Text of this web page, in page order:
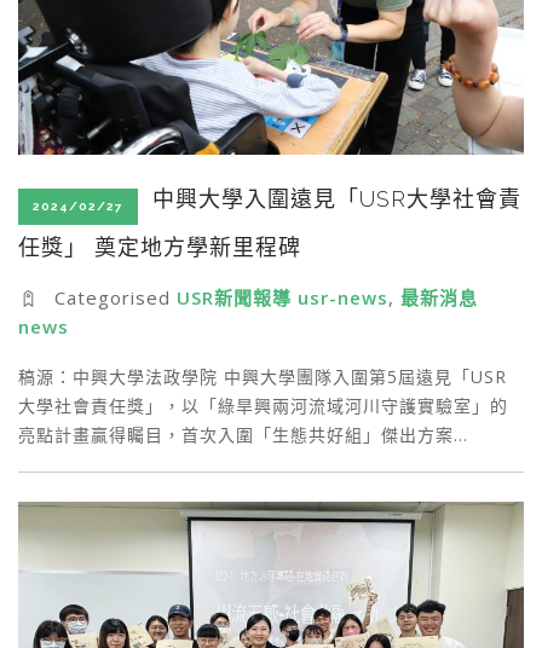
2024/02/27
中興大學入圍遠見「USR大學社會責
任獎」 奠定地方學新里程碑
Categorised USR新聞報導 usr-news, 最新消息
news
稿源：中興大學法政學院 中興大學團隊入圍第5屆遠見「USR
大學社會責任獎」，以「綠旱興兩河流域河川守護實驗室」的
亮點計畫贏得矚目，首次入圍「生態共好組」傑出方案…